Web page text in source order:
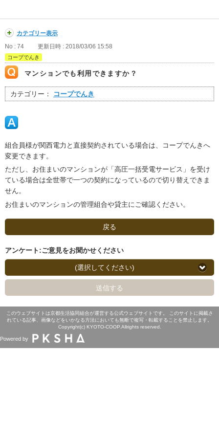
カテゴリー表示
No : 74
更新日時 : 2018/03/06 15:58
コープでんき
マンションでも利用できますか？
カテゴリー： コープでんき
組合員様が関西電力と直接契約されている場合は、コープでんきへ
変更できます。
ただし、お住まいのマンションが「高圧一括受電サービス」を受け
ている場合は全世帯で一つの契約になっているので切り替えできま
せん。
お住まいのマンションの管理組合や貸主にご確認ください。
戻る
アンケート:ご意見をお聞かせください
(選択してください)
送信する
このウェブサイトは京都生活協同組合が運営する公式ウェブサイトです。 このサイトに掲載さ
れている記事、画像などをいかなる方法においても無断で複写・転載することを禁止します。
Copyright(c) KYOTO-COOP.Allrights reserved.
Powered by